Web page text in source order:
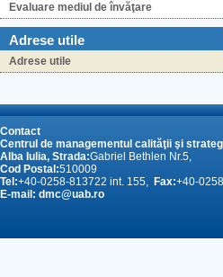
Evaluare mediul de învăţare
Adrese utile
Adrese utile
Contact
Centrul de managementul calităţii şi
Alba Iulia, Strada:Gabriel Bethlen Nr.5,
Cod Postal:510009
Tel:+40-0258-813722 int. 155, Fax:+40-
E-mail: dmc@uab.ro